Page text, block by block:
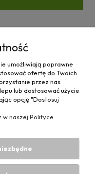
umożliwiają poprawne
ofertę do Twoich
przez nas
lub dostosować użycie
opcję "Dostosuj
w naszej Polityce